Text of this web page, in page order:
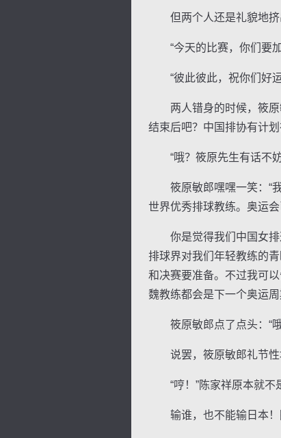
但两个人还是礼貌地挤
“今天的比赛，你们要加
“彼此彼此，祝你们好运
两人错身的时候，筱原
结束后吧？中国排协有计
“哦？筱原先生有话不妨
筱原敏郎嘿嘿一笑：“我
世界优秀排球教练。奥运
你是觉得我们中国女排
排球界对我们年轻教练的
和决赛要准备。不过我可
魏教练都会是下一个奥运
筱原敏郎点了点头：“
说罢，筱原敏郎礼节性
“哼！”陈家祥原本就不
输谁，也不能输日本！